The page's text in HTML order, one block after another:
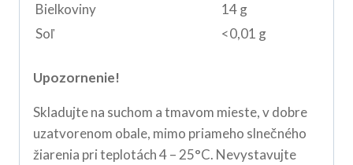
Bielkoviny
14 g
Soľ
<0,01 g
Upozornenie!
Skladujte na suchom a tmavom mieste, v dobre
uzatvorenom obale, mimo priameho slnečného
žiarenia pri teplotách 4 – 25°C. Nevystavujte